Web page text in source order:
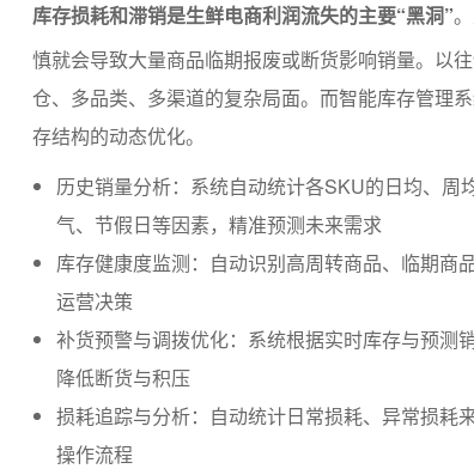
库存损耗和滞销是生鲜电商利润流失的主要“黑洞”
慎就会导致大量商品临期报废或断货影响销量。以
仓、多品类、多渠道的复杂局面。而智能库存管理
存结构的动态优化。
历史销量分析：系统自动统计各SKU的日均、周
气、节假日等因素，精准预测未来需求
库存健康度监测：自动识别高周转商品、临期商
运营决策
补货预警与调拨优化：系统根据实时库存与预测
降低断货与积压
损耗追踪与分析：自动统计日常损耗、异常损耗
操作流程